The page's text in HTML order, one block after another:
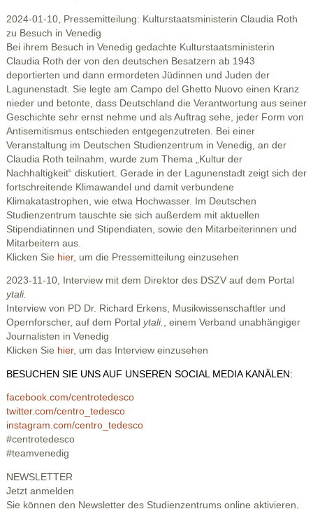
2024-01-10, Pressemitteilung: Kulturstaatsministerin Claudia Roth
zu Besuch in Venedig
Bei ihrem Besuch in Venedig gedachte Kulturstaatsministerin
Claudia Roth der von den deutschen Besatzern ab 1943
deportierten und dann ermordeten Jüdinnen und Juden der
Lagunenstadt. Sie legte am Campo del Ghetto Nuovo einen Kranz
nieder und betonte, dass Deutschland die Verantwortung aus seiner
Geschichte sehr ernst nehme und als Auftrag sehe, jeder Form von
Antisemitismus entschieden entgegenzutreten. Bei einer
Veranstaltung im Deutschen Studienzentrum in Venedig, an der
Claudia Roth teilnahm, wurde zum Thema „Kultur der
Nachhaltigkeit“ diskutiert. Gerade in der Lagunenstadt zeigt sich der
fortschreitende Klimawandel und damit verbundene
Klimakatastrophen, wie etwa Hochwasser. Im Deutschen
Studienzentrum tauschte sie sich außerdem mit aktuellen
Stipendiatinnen und Stipendiaten, sowie den Mitarbeiterinnen und
Mitarbeitern aus.
Klicken Sie hier, um die Pressemitteilung einzusehen
2023-11-10, Interview mit dem Direktor des DSZV auf dem Portal
ytali.
Interview von PD Dr. Richard Erkens, Musikwissenschaftler und
Opernforscher, auf dem Portal ytali. , einem Verband unabhängiger
Journalisten in Venedig
Klicken Sie hier, um das Interview einzusehen
BESUCHEN SIE UNS AUF UNSEREN SOCIAL MEDIA KANÄLEN:
facebook.com/centrotedesco
twitter.com/centro_tedesco
instagram.com/centro_tedesco
#centrotedesco
#teamvenedig
NEWSLETTER
Jetzt anmelden
Sie können den Newsletter des Studienzentrums online aktivieren,